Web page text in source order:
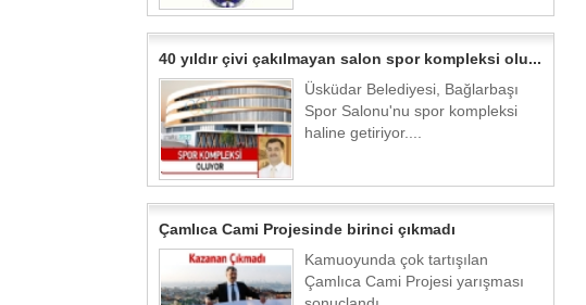
40 yıldır çivi çakılmayan salon spor kompleksi olu...
Üsküdar Belediyesi, Bağlarbaşı
Spor Salonu'nu spor kompleksi
haline getiriyor....
Çamlıca Cami Projesinde birinci çıkmadı
Kamuoyunda çok tartışılan
Çamlıca Cami Projesi yarışması